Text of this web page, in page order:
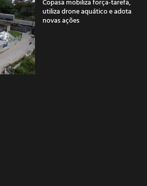
utiliza drone aquático e adota
novas ações